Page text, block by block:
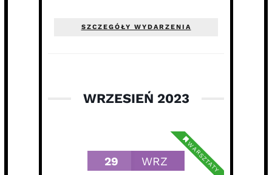
SZCZEGÓŁY WYDARZENIA
WRZESIEŃ 2023
WARSZTATY
29 WRZ